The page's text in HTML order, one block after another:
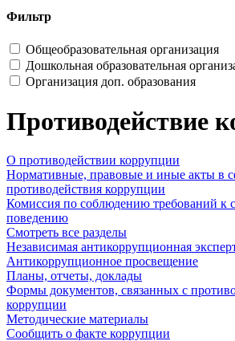
Фильтр
Общеобразовательная организация
Дошкольная образовательная
Организация доп. образования
Противодействие
О противодействии коррупции
Нормативные, правовые и иные акты в
противодействия коррупции
Комиссия по соблюдению требований к
поведению
Смотреть все разделы
Независимая антикоррупционная
Антикоррупционное просвещение
Планы, отчеты, доклады
Формы документов, связанных с
коррупции
Методические материалы
Сообщить о факте коррупции